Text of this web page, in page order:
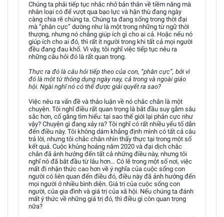
Chúng ta phải tiếp tục nhắc nhở bản thân về tiềm năng mà
nhân loại có để vượt qua bạo lực và hận thù đang ngày
càng chia rẽ chúng ta. Chúng ta đang sống trong thời đại
mà “phân cực” dường như là một trong những từ ngữ thời
thượng, nhưng nó chẳng giúp ích gì cho ai cả. Hoặc nếu nó
giúp ích cho ai đó, thì rất ít người trong khi tất cả mọi người
đều đang đau khổ. Vì vậy, tôi nghĩ việc tiếp tục nêu ra
những câu hỏi đó là rất quan trọng.
Thực ra đó là câu hỏi tiếp theo của con, “phân cực”, bởi vì
đó là một từ thông dụng ngày nay, cả trong và ngoài giáo
hội. Ngài nghĩ nó có thể được giải quyết ra sao?
Việc nêu ra vấn đề và thảo luận về nó chắc chắn là một
chuyện. Tôi nghĩ điều rất quan trọng là bắt đầu suy gẫm sâu
sắc hơn, cố gắng tìm hiểu: tại sao thế giới lại phân cực như
vậy? Chuyện gì đang xảy ra? Tôi nghĩ có rất nhiều yếu tố dẫn
đến điều này. Tôi không dám khẳng định mình có tất cả câu
trả lời, nhưng tôi chắc chắn nhìn thấy thực tại trong một số
kết quả. Cuộc khủng hoảng năm 2020 và đại dịch chắc
chắn đã ảnh hưởng đến tất cả những điều này, nhưng tôi
nghĩ nó đã bắt đầu từ lâu hơn… Có lẽ trong một số nơi, việc
mất đi nhận thức cao hơn về ý nghĩa của cuộc sống con
người có liên quan đến điều đó, điều này đã ảnh hưởng đến
mọi người ở nhiều bình diện. Giá trị của cuộc sống con
người, của gia đình và giá trị của xã hội. Nếu chúng ta đánh
mất ý thức về những giá trị đó, thì điều gì còn quan trọng
nữa?